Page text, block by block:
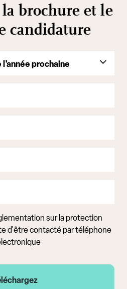
brochure et le
candidature
sur la protection
d'être contacté par téléphone